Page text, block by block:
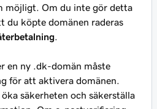
möjligt. Om du inte gör detta
du köpte domänen raderas
en ny .dk-domän måste
för att aktivera domänen.
säkerheten och säkerställa